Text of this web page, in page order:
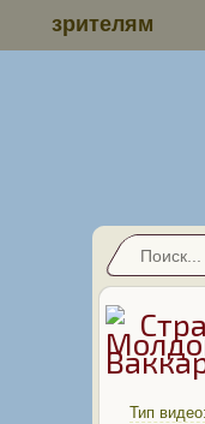
зрителям
Тип